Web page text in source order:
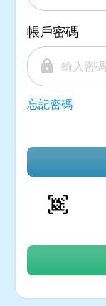
帳戶密碼
lock
忘記密碼